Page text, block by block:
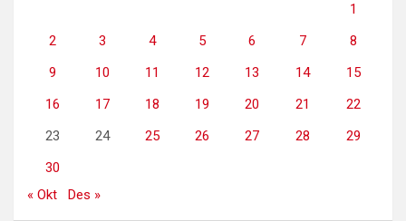
1
2
3 4 5 6 7
8
9
10 11 12 13 14
15
16
17 18 19 20 21
22
23
24 25 26 27 28
29
30
« Okt
Des »